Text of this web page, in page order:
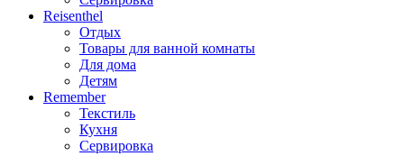
Reisenthel
Отдых
Товары для ванной комнаты
Для дома
Детям
Remember
Текстиль
Кухня
Сервировка